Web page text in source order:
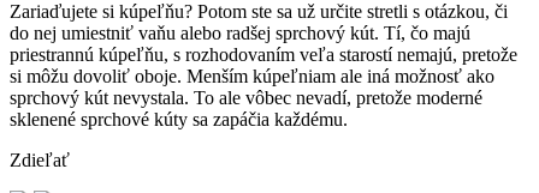
Zariaďujete si kúpeľňu? Potom ste sa už určite stretli s otázkou, či
do nej umiestniť vaňu alebo radšej sprchový kút. Tí, čo majú
priestrannú kúpeľňu, s rozhodovaním veľa starostí nemajú, pretože
si môžu dovoliť oboje. Menším kúpeľniam ale iná možnosť ako
sprchový kút nevystala. To ale vôbec nevadí, pretože moderné
sklenené sprchové kúty sa zapáčia každému.
Zdieľať